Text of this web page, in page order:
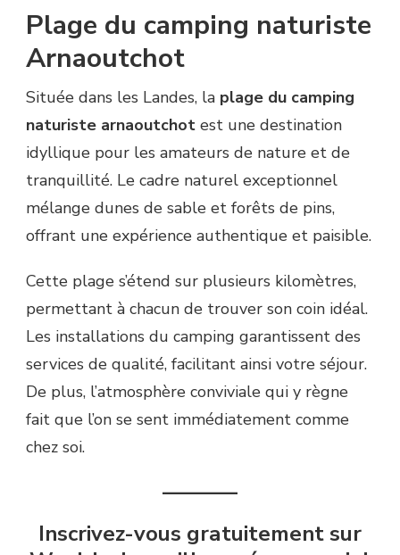
Plage du camping naturiste
Arnaoutchot
Située dans les Landes, la plage du camping
naturiste arnaoutchot est une destination
idyllique pour les amateurs de nature et de
tranquillité. Le cadre naturel exceptionnel
mélange dunes de sable et forêts de pins,
offrant une expérience authentique et paisible.
Cette plage s’étend sur plusieurs kilomètres,
permettant à chacun de trouver son coin idéal.
Les installations du camping garantissent des
services de qualité, facilitant ainsi votre séjour.
De plus, l’atmosphère conviviale qui y règne
fait que l’on se sent immédiatement comme
chez soi.
———–
Inscrivez-vous gratuitement sur